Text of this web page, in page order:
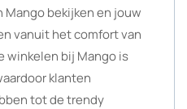
bekijken en jouw
vanuit het comfort van
winkelen bij Mango is
klanten
tot de trendy